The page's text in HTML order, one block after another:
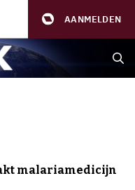
AANMELDEN
malariamedicijn